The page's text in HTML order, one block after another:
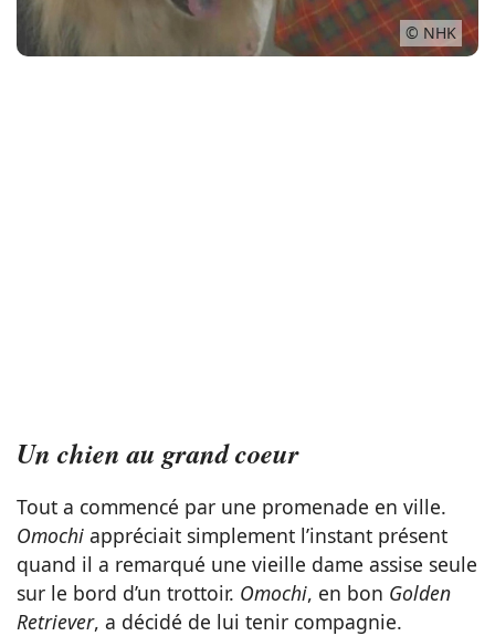
© NHK
Un chien au grand coeur
Tout a commencé par une promenade en ville.
Omochi appréciait simplement l’instant présent
quand il a remarqué une vieille dame assise seule
sur le bord d’un trottoir. Omochi, en bon Golden
Retriever, a décidé de lui tenir compagnie.